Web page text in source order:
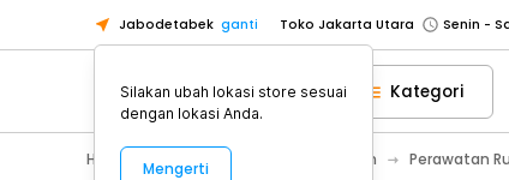
Jabodetabek ganti Toko Jakarta Utara
Toko Tangerang
Toko Cikupa
Pick n Go Jakarta Barat
Pick n Go Bekasi
Senin -
Kategori
Home Appliance Perawatan Rumah Perawatan
Silakan ubah lokasi store sesuai
dengan lokasi Anda.
Mengerti